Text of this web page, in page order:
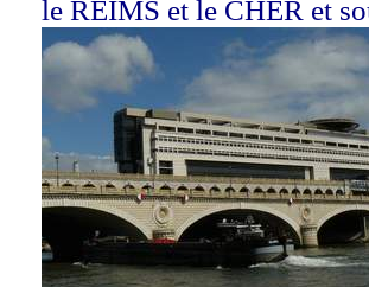
le REIMS et le CHER et